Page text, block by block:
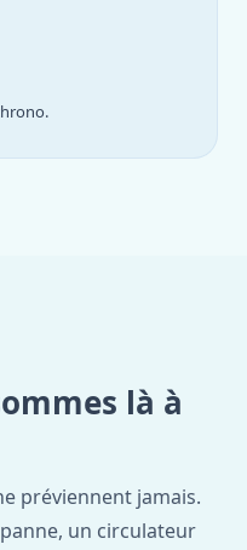
là à
préviennent jamais.
un circulateur